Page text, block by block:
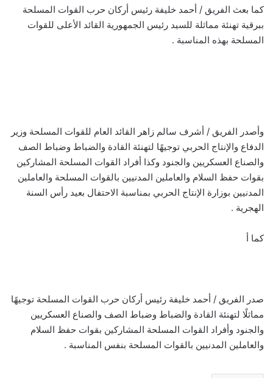
كما بعث الفريق / أحمد خليفة رئيس أركان حرب القوات المسلحة
ببرقية تهنئة مماثلة للسيد رئيس الجمهورية القائد الأعلى للقوات
المسلحة بهذه المناسبة .
وأصدر الفريق / أشرف سالم زاهر القائد العام للقوات المسلحة وزير
الدفاع والإنتاج الحربي توجيهًا لتهنئة القادة والضباط وضباط الصف
والصناع العسكريين والجنود وكذا أفراد القوات المسلحة المشاركين
بقوات حفظ السلام والعاملين المدنيين بالقوات المسلحة والعاملين
المدنيين بوزارة الإنتاج الحربي بمناسبة الاحتفال بعيد رأس السنة
الهجرية .
كما أ
صدر الفريق / أحمد خليفة رئيس أركان حرب القوات المسلحة توجيهًا
مماثلًا لتهنئة القادة والضباط وضباط الصف والصناع العسكريين
والجنود وأفراد القوات المسلحة المشاركين بقوات حفظ السلام
والعاملين المدنيين بالقوات المسلحة بنفس المناسبة .